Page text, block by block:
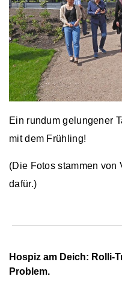
Ein rundum gelungener
mit dem Frühling!
(Die Fotos stammen von
dafür.)
Hospiz am Deich: Rolli-
Problem.